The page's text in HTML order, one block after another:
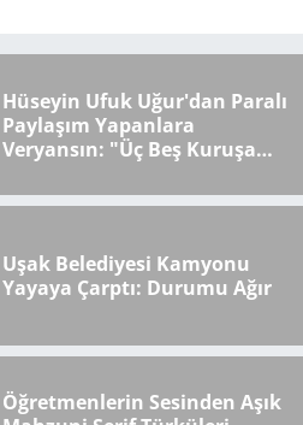
Hüseyin Ufuk Uğur'dan Paralı
Paylaşım Yapanlara
Veryansın: "Üç Beş Kuruşa
Medya..."
Uşak Belediyesi Kamyonu
Yayaya Çarptı: Durumu Ağır
Öğretmenlerin Sesinden Aşık